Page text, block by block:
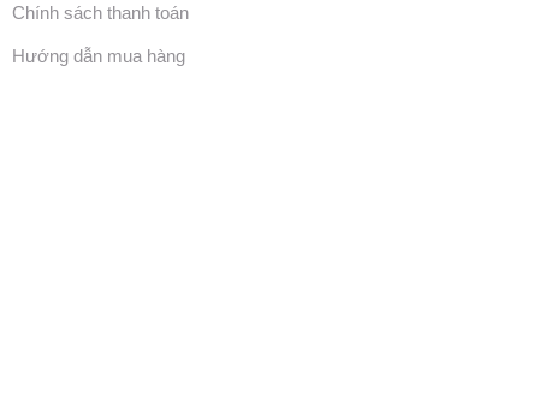
Chính sách thanh toán
Hướng dẫn mua hàng